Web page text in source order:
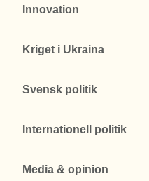
Innovation
Kriget i Ukraina
Svensk politik
Internationell politik
Media & opinion